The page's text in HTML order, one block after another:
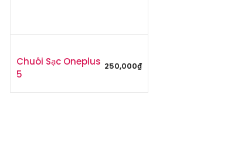
Chuôi Sạc Oneplus
5
250,000₫